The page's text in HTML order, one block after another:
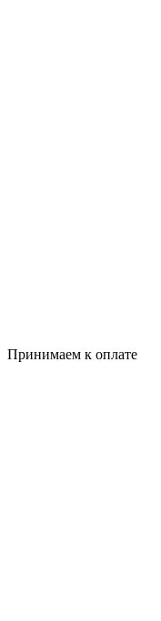
Принимаем к оплате